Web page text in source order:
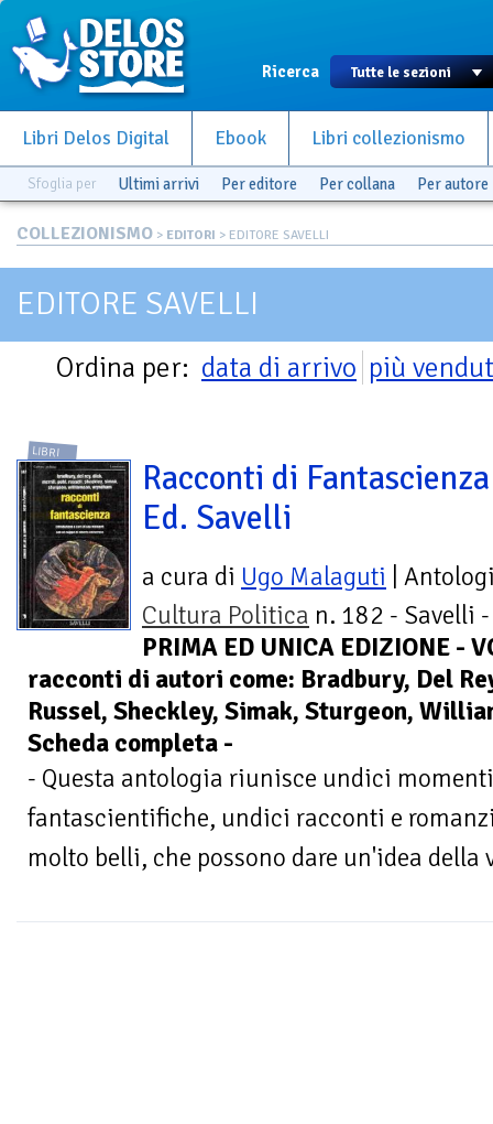
Ricerca
Libri Delos Digital Ebook Libri collezionismo
Sfoglia per Ultimi arrivi Per editore Per collana Per autore
COLLEZIONISMO > EDITORI > EDITORE SAVELLI
EDITORE SAVELLI
Ordina per: data di arrivo più
LIBRI
Racconti di
Ed. Savelli
a cura di Ugo Malaguti |
Cultura Politica n. 182 - Savelli -
PRIMA ED UNICA EDIZIONE -
racconti di autori come: Bradbury, Del
Russel, Sheckley, Simak, Sturgeon,
Scheda completa -
- Questa antologia riunisce undici
fantascientifiche, undici racconti e
molto belli, che possono dare un'idea della